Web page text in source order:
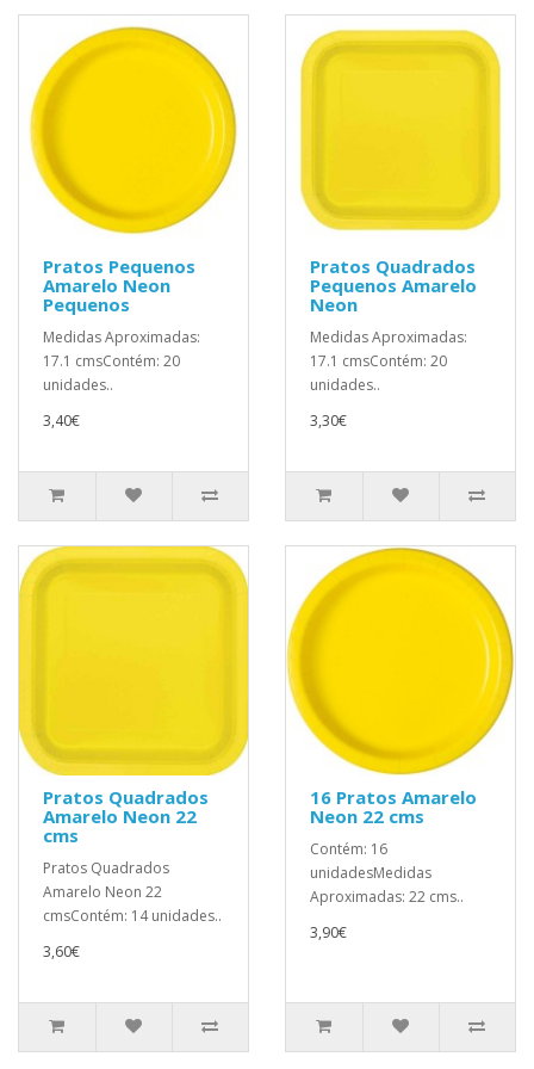
Pratos Pequenos
Amarelo Neon
Pequenos
Medidas Aproximadas:
17.1 cmsContém: 20
unidades..
3,40€
Pratos Quadrados
Pequenos Amarelo
Neon
Medidas Aproximadas:
17.1 cmsContém: 20
unidades..
3,30€
Pratos Quadrados
Amarelo Neon 22
cms
Pratos Quadrados
Amarelo Neon 22
cmsContém: 14 unidades..
3,60€
16 Pratos Amarelo
Neon 22 cms
Contém: 16
unidadesMedidas
Aproximadas: 22 cms..
3,90€